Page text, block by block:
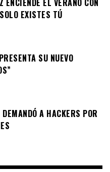
ENCIENDE EL VERANO CON
EXISTES TÚ
SU NUEVO
A HACKERS POR